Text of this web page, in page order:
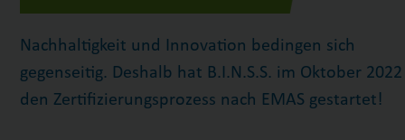
Nachhaltigkeit und Innovation bedingen sich
gegenseitig. Deshalb hat B.I.N.S.S. im Oktober 2022
den Zertifizierungsprozess nach EMAS gestartet!